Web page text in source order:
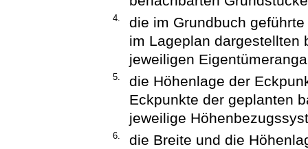
4.
die im Grundbuch
im Lageplan dargestellten
jeweiligen
5.
die Höhenlage der
Eckpunkte der geplanten
jeweilige
6.
die Breite und die